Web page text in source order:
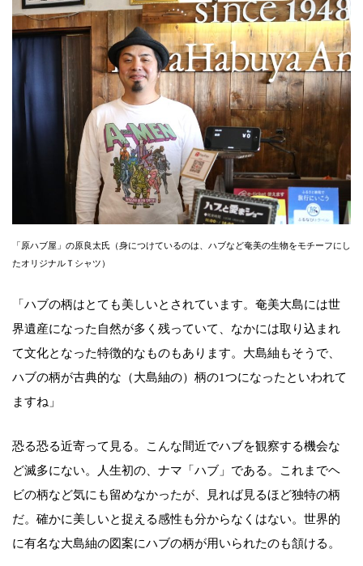
「原ハブ屋」の原良太氏（身につけているのは、ハブなど奄美の生物をモチーフにし
たオリジナルＴシャツ）
「ハブの柄はとても美しいとされています。奄美大島には世
界遺産になった自然が多く残っていて、なかには取り込まれ
て文化となった特徴的なものもあります。大島紬もそうで、
ハブの柄が古典的な（大島紬の）柄の1つになったといわれて
ますね」
恐る恐る近寄って見る。こんな間近でハブを観察する機会な
ど滅多にない。人生初の、ナマ「ハブ」である。これまでヘ
ビの柄など気にも留めなかったが、見れば見るほど独特の柄
だ。確かに美しいと捉える感性も分からなくはない。世界的
に有名な大島紬の図案にハブの柄が用いられたのも頷ける。